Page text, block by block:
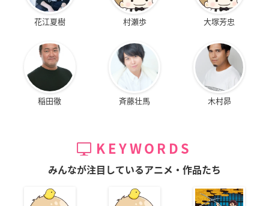
花江夏樹 村瀬歩 大塚芳忠
稲田徹 斉藤壮馬 木村昴
KEYWORDS
みんなが注目しているアニメ・作品たち